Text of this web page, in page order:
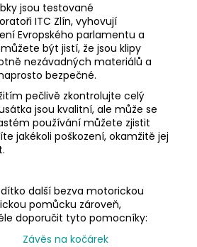
jsou testované
ITC Zlín, vyhovují
Evropského parlamentu a
být jistí, že jsou klipy
nezávadných materiálů a
bezpečné.
pečlivě zkontrolujte celý
jsou kvalitní, ale může se
používání můžete zjistit
jakékoli poškození, okamžitě jej
další bezva motorickou
pomůcku zároveň,
doporučit tyto pomocníky:
Závěs na kočárek